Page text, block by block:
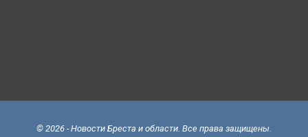
© 2026 - Новости Бреста и области. Все права защищены.